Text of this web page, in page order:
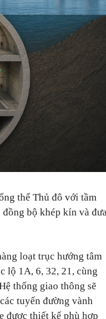
thể Thủ đô với tầm
bộ khép kín và đưa
loạt trục hướng tâm
lộ 1A, 6, 32, 21, cùng
thống giao thông sẽ
tuyến đường vành
được thiết kế phù hợp